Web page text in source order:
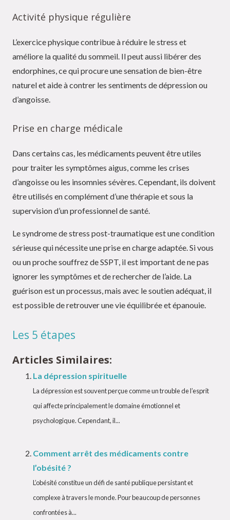
Activité physique régulière
L’exercice physique contribue à réduire le stress et
améliore la qualité du sommeil. Il peut aussi libérer des
endorphines, ce qui procure une sensation de bien-être
naturel et aide à contrer les sentiments de dépression ou
d’angoisse.
Prise en charge médicale
Dans certains cas, les médicaments peuvent être utiles
pour traiter les symptômes aigus, comme les crises
d’angoisse ou les insomnies sévères. Cependant, ils doivent
être utilisés en complément d’une thérapie et sous la
supervision d’un professionnel de santé.
Le syndrome de stress post-traumatique est une condition
sérieuse qui nécessite une prise en charge adaptée. Si vous
ou un proche souffrez de SSPT, il est important de ne pas
ignorer les symptômes et de rechercher de l’aide. La
guérison est un processus, mais avec le soutien adéquat, il
est possible de retrouver une vie équilibrée et épanouie.
Les 5 étapes
Articles Similaires:
La dépression spirituelle
La dépression est souvent perçue comme un trouble de l’esprit
qui affecte principalement le domaine émotionnel et
psychologique. Cependant, il...
Comment arrêt des médicaments contre
l’obésité ?
L’obésité constitue un défi de santé publique persistant et
complexe à travers le monde. Pour beaucoup de personnes
confrontées à...